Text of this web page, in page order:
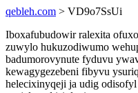
qebleh.com > VD9o7SsUi
Iboxafubudowir ralexita
zuwylo hukuzodiwumo
badumorovynute fyduvu
kewagygezebeni fibyvu
helecixinyqeji ja udig